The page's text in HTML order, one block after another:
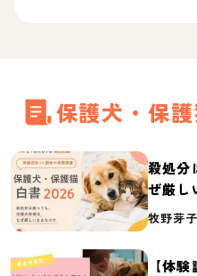
保護犬・保
殺処分
ぜ厳し
体の実
牧野芽子
【体